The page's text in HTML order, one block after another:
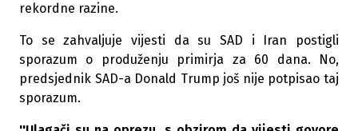
rekordne razine.
To se zahvaljuje vijesti da su SAD i Iran postigli
sporazum o produženju primirja za 60 dana. No,
predsjednik SAD-a Donald Trump još nije potpisao taj
sporazum.